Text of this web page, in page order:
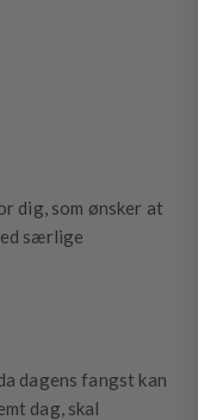
dig, som ønsker at
særlige
dagens fangst kan
dag, skal